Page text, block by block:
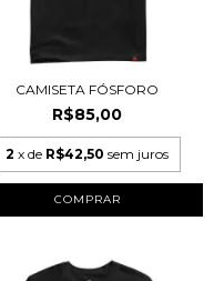
CAMISETA FÓSFORO
R$85,00
2 x de R$42,50 sem juros
COMPRAR